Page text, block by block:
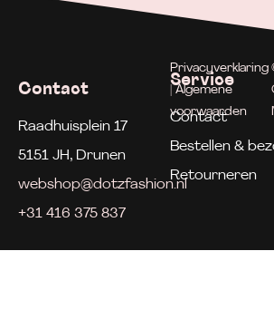
Contact
Raadhuisplein 17
5151 JH, Drunen
webshop@dotzfashion.nl
+31 416 375 837
Service
Contact
Bestellen &
Retourneren
Privacyverklaring
| Algemene
voorwaarden